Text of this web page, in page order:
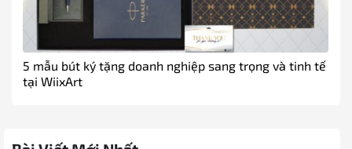
5 mẫu bút ký tặng doanh nghiệp sang trọng và tinh tế
tại WiixArt